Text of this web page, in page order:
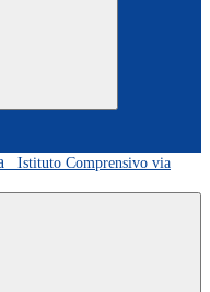
Istituto Comprensivo via